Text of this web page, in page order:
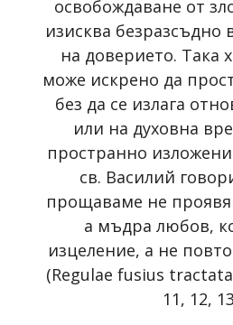
освобождаване от
изисква безразсъдно
на доверието. Така
може искрено да
без да се излага
или на духовна
пространно
св. Василий
прощаваме не
а мъдра любов,
изцеление, а не
(Regulae fusius
11, 12,